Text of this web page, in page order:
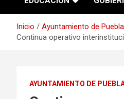
Inicio
Ayuntamiento de Puebla
Continua operativo
AYUNTAMIENTO DE